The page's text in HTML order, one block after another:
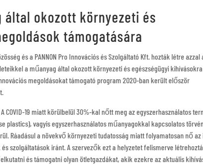
által okozott környezeti és
támogatására
és a PANNON Pro Innovációs és Szolgáltató Kft. hozták létre azzal
a műanyag által okozott környezeti és egészségügyi
megoldásokat támogató program 2020-ban került először
COVID-19 miatt körülbelül 30%-kal nőtt meg az egyszerhasználatos
plastics), vagyis egyszerhasználatos műanyagokkal kapcsolatos
Ráadásul a növekvő környezeti tudatosság miatt folyamatosan nő az
szolgáltatások iránt. A szervezők ezt a helyzetet felismerve
és támogatni olyan ötletgazdákat, akik ezekre az aktuális